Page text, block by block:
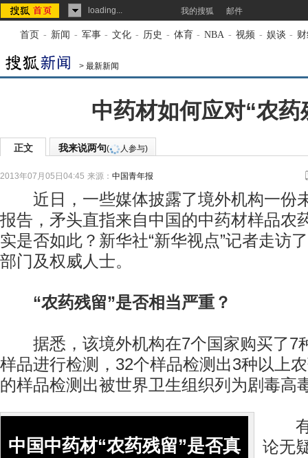
loading... 我的搜狐 邮件
首页 - 新闻 - 军事 - 文化 - 历史 - 体育 - NBA - 视频 - 娱谈 -
> 最新新闻
中药材如何应对“农药
正文 我来说两句( 人参与)
2013年07月05日04:45 来源： 中国青年报
近日，一些媒体披露了境外机构一份
报告，矛头直指来自中国的中药材样品农
实是否如此？新华社“新华视点”记者走访
部门及权威人士。
“农药残留”是否相当严重？
据悉，该境外机构在7个国家购买了7
样品进行检测，32个样品检测出3种以上
的样品检测出被世界卫生组织列为剧毒高
中国中药材“农药残留”是否真
有
论无